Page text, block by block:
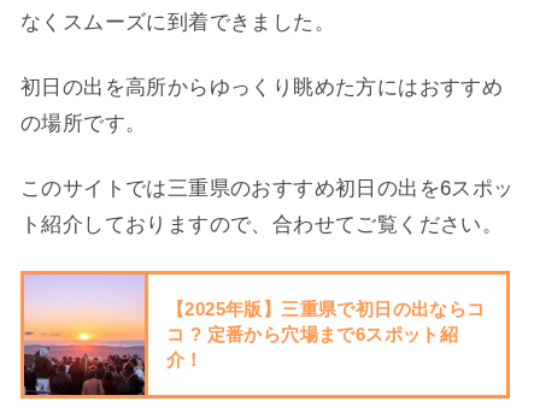
なくスムーズに到着できました。
初日の出を高所からゆっくり眺めた方にはおすすめ
の場所です。
このサイトでは三重県のおすすめ初日の出を6スポッ
ト紹介しておりますので、合わせてご覧ください。
【2025年版】三重県で初日の出ならコ
コ ? 定番から穴場まで6スポット紹
介！